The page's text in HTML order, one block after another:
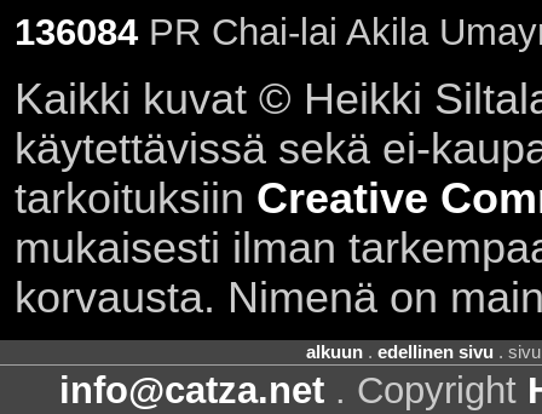
136084PR Chai-lai Akila
Kaikki kuvat © Heikki
käytettävissä sekä ei-
tarkoituksiin Creative
mukaisesti ilman
korvausta. Nimenä on
alkuun . edellinen sivu .
info@catza.net . Copyright